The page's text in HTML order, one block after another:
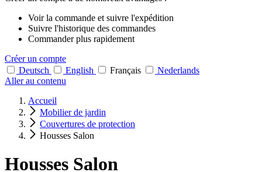
Voir la commande et suivre l'expédition
Suivre l'historique des commandes
Commander plus rapidement
Créer un compte
Deutsch
English Français
Nederlands
Aller au contenu
Accueil
Mobilier de jardin
Couvertures de protection
Housses Salon
Housses Salon